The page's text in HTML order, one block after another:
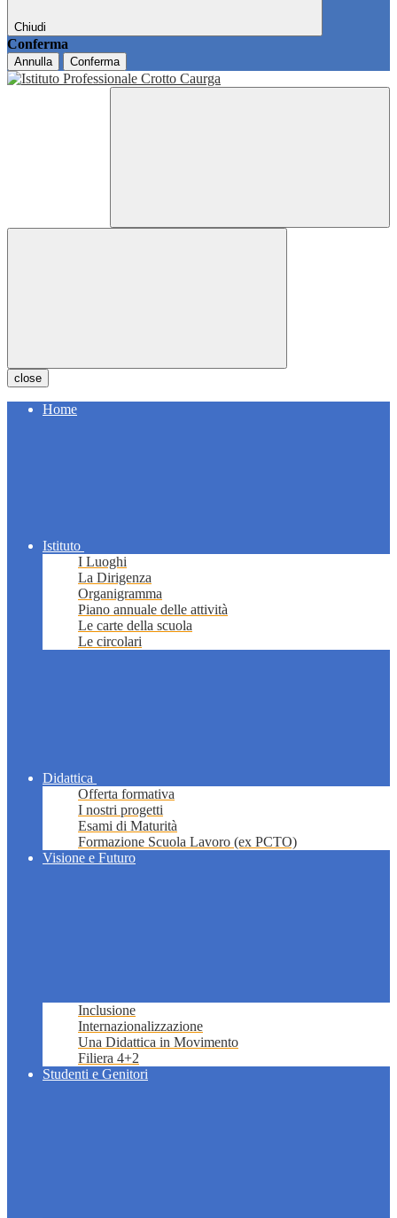
Chiudi
Conferma
Annulla Conferma
close
Home
Istituto
I Luoghi
La Dirigenza
Organigramma
Piano annuale delle attività
Le carte della scuola
Le circolari
Didattica
Offerta formativa
I nostri progetti
Esami di Maturità
Formazione Scuola Lavoro (ex PCTO)
Visione e Futuro
Inclusione
Internazionalizzazione
Una Didattica in Movimento
Filiera 4+2
Studenti e Genitori